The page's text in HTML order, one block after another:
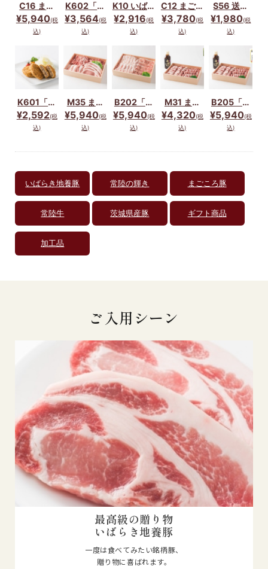
C16 まご
ころ豚お肉
のセット
¥5,940(税
込)
K602「常
陸の輝き
豚」ハンバ
ーグ5個セ
¥3,564(税
込)
K10 いばら
き地養豚メ
ンチ10個
セット
¥2,916(税
込)
C12 まごこ
ろ豚しゃぶ
しゃぶセッ
ト（茨城県
鉾田市産）
¥3,780(税
込)
S56 送料
無料！単身
用100gず
つお肉セッ
産豚）
¥1,980(税
込)
K601「い
ばらき地養
豚」メンチ
＆コロッケ
つ)セット
¥2,592(税
込)
M35 まご
ころ豚バラ
エティーセ
ット
¥5,940(税
込)
B202「常
陸の輝き
豚」しゃぶ
しゃぶセッ
×400g)
¥5,940(税
込)
M31 まご
ころ豚お肉
とたれのセ
ット（茨城
産）
¥4,320(税
込)
B205「常
陸の輝き
豚」お肉と
たれのセッ
¥5,940(税
込)
いばらき地養豚 常陸の輝き まごころ豚
常陸牛 茨城県産豚 ギフト商品
加工品
ご入用シーン
最高級の贈り物
いばらき地養豚
一度は食べてみたい銘柄豚、
贈り物に喜ばれます。